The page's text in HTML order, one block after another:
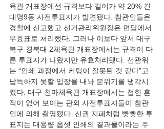
육관 개표장에선 규격보다 길이가 약 20% 긴
대명9동 사전투표지가 발견됐다. 참관인들은
경찰에 신고했고 선거관리위원장은 면담에서
무효표로 처리했다. 그러나 이보다 앞서 대구
북구 경북대 2체육관 개표장에서는 규격이 다
른 투표지가 나왔지만 유효처리됐다. 선관위
는 “인쇄 과정에서 커팅이 잘못된 것 같다”고
납득하지 못할 입장을 내놔 분위기를 냉각시
켰다. 대구 천마체육관 개표장에서는 접힌 흔
적이 없어 보이는 관외 사전투표지들이 참관
인에 의해 촬영됐다. 신권 지폐처럼 빳빳한 투
표지는 대용량 옵셋 인쇄의 결과물이라는 주